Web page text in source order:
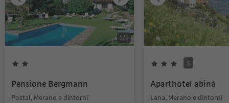
1/9
Pensione Bergmann
Postal, Merano e dintorni
S
Aparthotel abinà
Lana, Merano e dintorni